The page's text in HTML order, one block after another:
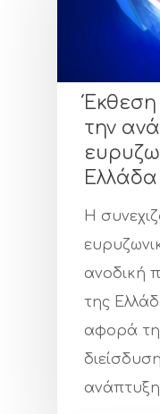
Έκθεση
την
Ελλάδα
Η
ανοδική
της
αφορά